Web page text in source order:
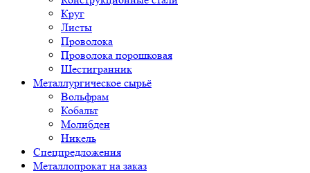
Круг
Листы
Проволока
Проволока порошковая
Шестигранник
Металлургическое сырьё
Вольфрам
Кобальт
Молибден
Никель
Спецпредложения
Металлопрокат на заказ